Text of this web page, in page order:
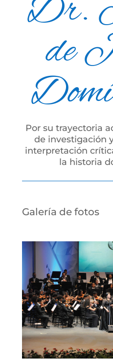
Dr.
de
Por su trayectoria
de investigación
interpretación
la historia
Galería de fotos